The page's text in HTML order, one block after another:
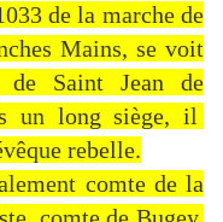
de la marche de
Mains, se voit
Saint Jean de
un long siège, il
rebelle.
comte de la